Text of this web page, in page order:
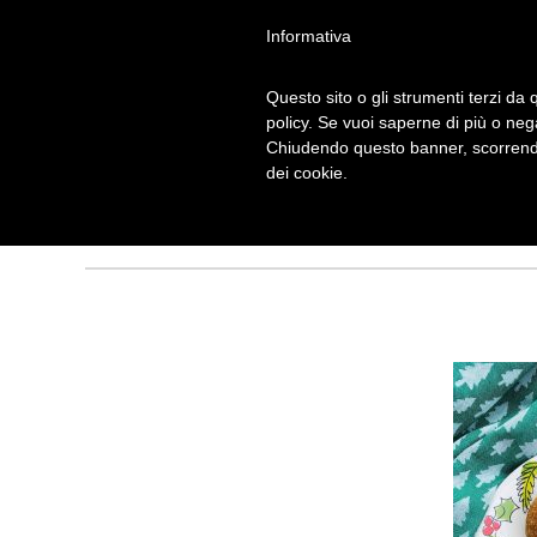
MUFFIN-
CANNELLA
Informativa
Questo sito o gli strumenti terzi da
policy. Se vuoi saperne di più o
Chiudendo questo banner,
dei cookie.